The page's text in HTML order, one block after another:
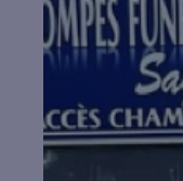
SAINT-NICOLAS
LES GRANDES-
DIEPPE
FACEBOOK